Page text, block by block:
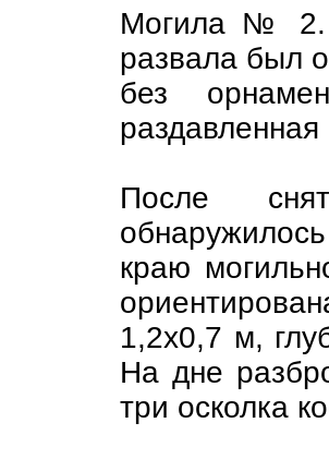
Могила № 2.
развала был
без
После
краю
1,2х0,7 м,
На дне
три осколка